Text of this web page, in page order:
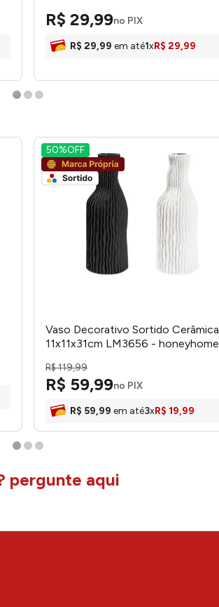
R$ 29,99no PIX
R$ 29,99 em até1xR$ 29,99
50%OFF
Vaso Decorativo Sortido Cerâmica
11x11x31cm LM3656 - honeyhome
R$119,99
R$ 59,99no PIX
R$ 59,99 em até3xR$ 19,99
pergunte aqui